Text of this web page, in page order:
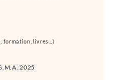
2025
formation, livres...)